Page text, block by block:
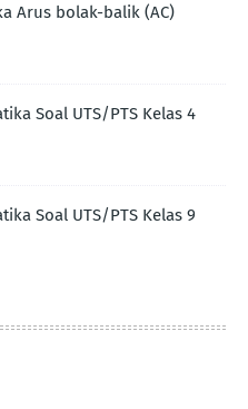
Arus bolak-balik (AC)
Soal UTS/PTS Kelas 4
Soal UTS/PTS Kelas 9